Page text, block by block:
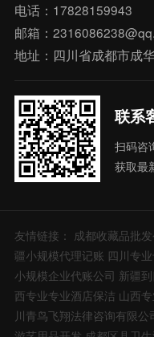
电话：17828159943
邮箱：
地址：四川省成都市成
联系
扫码咨
获取最
友情链接： 成都收藏品批
疆小规模代理记账 四川专
小规模企业代账公司 新疆
西专业专业酒店保洁 山西
川青鸟飞翔法律咨询有限公